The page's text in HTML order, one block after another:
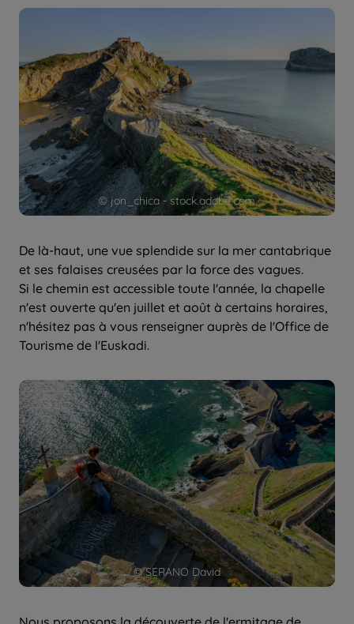
© jon_chica - stock.adobe.com
© SERANO David
De là-haut, une vue splendide sur la mer cantabrique
et ses falaises creusées par la force des vagues.
Si le chemin est accessible toute l'année, la chapelle
n'est ouverte qu'en juillet et août à certains horaires,
n'hésitez pas à vous renseigner auprès de l'Office de
Tourisme de l'Euskadi.